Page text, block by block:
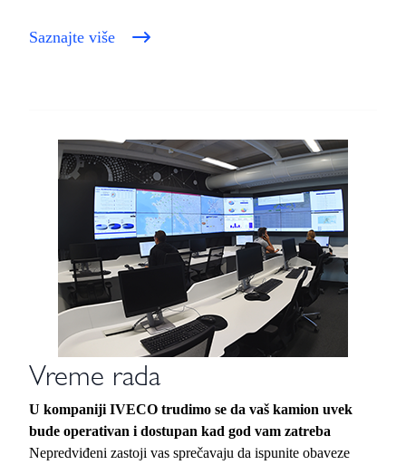
Saznajte više
Vreme rada
U kompaniji IVECO trudimo se da vaš kamion uvek
bude operativan i dostupan kad god vam zatreba
Nepredviđeni zastoji vas sprečavaju da ispunite obaveze